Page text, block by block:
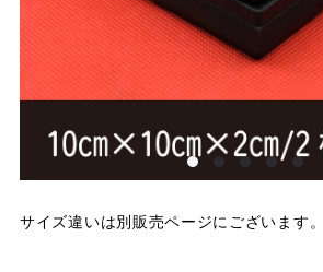
サイズ違いは別販売ページにございます。 ​​​​​​​